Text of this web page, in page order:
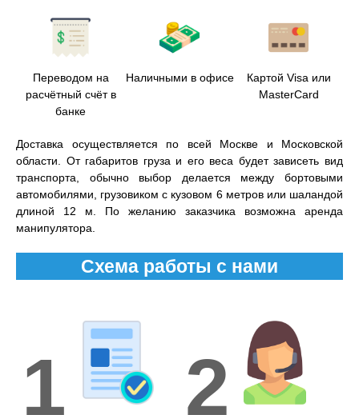
Переводом на
расчётный счёт в
банке
Наличными в офисе
Картой Visa или
MasterCard
Доставка осуществляется по всей Москве и Московской
области. От габаритов груза и его веса будет зависеть вид
транспорта, обычно выбор делается между бортовыми
автомобилями, грузовиком с кузовом 6 метров или шаландой
длиной 12 м. По желанию заказчика возможна аренда
манипулятора.
Схема работы с нами
1 2